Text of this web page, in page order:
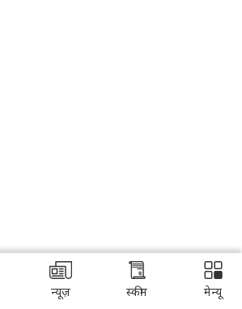
न्यूज़ स्कीम मेन्यू